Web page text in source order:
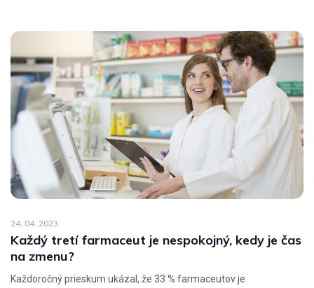
24. 04. 2023
Každý tretí farmaceut je nespokojný, kedy je čas
na zmenu?
Každoročný prieskum ukázal, že 33 % farmaceutov je